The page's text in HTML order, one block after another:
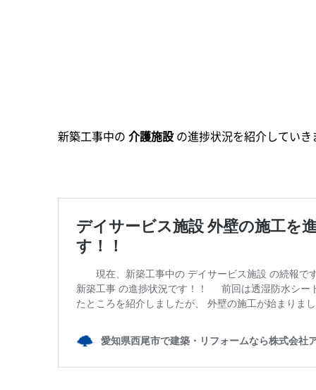
新築工事中の 介護施設 の進捗状況を紹介していき